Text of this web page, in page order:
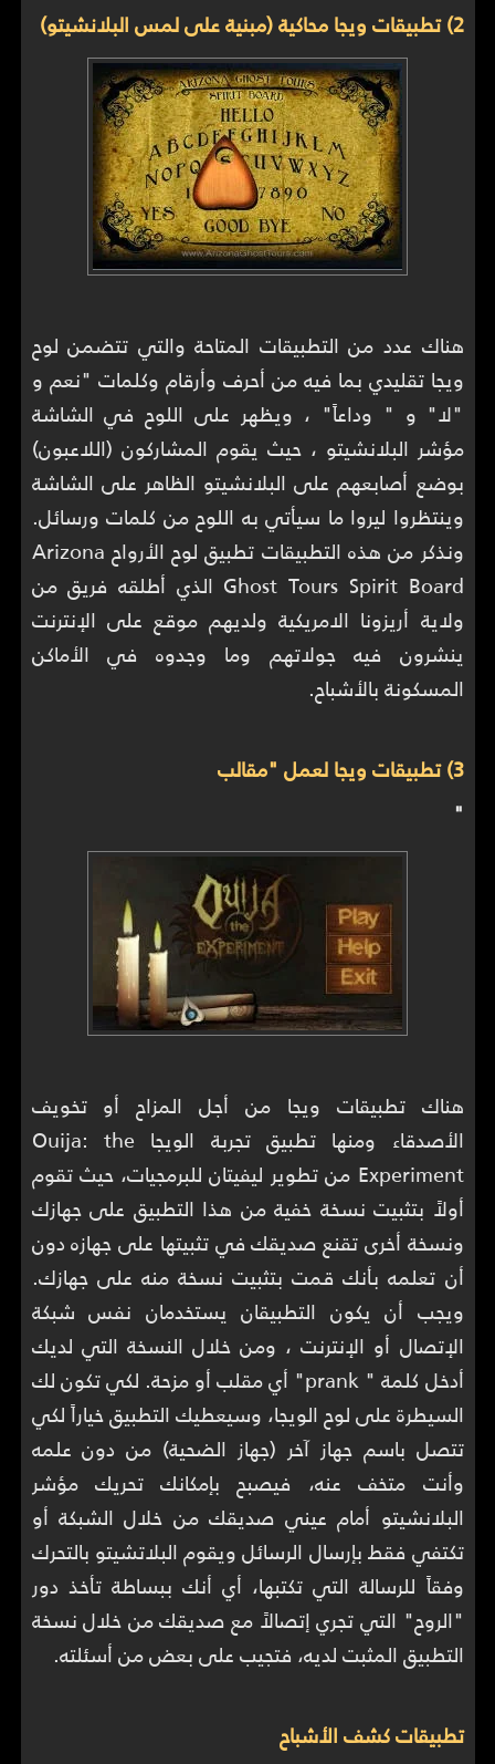
2) تطبيقات ويجا محاكية (مبنية على لمس البلانشيتو)
هناك عدد من التطبيقات المتاحة والتي تتضمن لوح
ويجا تقليدي بما فيه من أحرف وأرقام وكلمات "نعم و
"لا" و " وداعاً" ، ويظهر على اللوح في الشاشة
مؤشر البلانشيتو ، حيث يقوم المشاركون (اللاعبون)
بوضع أصابعهم على البلانشيتو الظاهر على الشاشة
وينتظروا ليروا ما سيأتي به اللوح من كلمات ورسائل.
ونذكر من هذه التطبيقات تطبيق لوح الأرواح Arizona
Ghost Tours Spirit Board الذي أطلقه فريق من
ولاية أريزونا الامريكية ولديهم موقع على الإنترنت
ينشرون فيه جولاتهم وما وجدوه في الأماكن
المسكونة بالأشباح.
3) تطبيقات ويجا لعمل "مقالب
"
هناك تطبيقات ويجا من أجل المزاح أو تخويف
الأصدقاء ومنها تطبيق تجربة الويجا Ouija: the
Experiment من تطوير ليفيتان للبرمجيات، حيث تقوم
أولاً بتثبيت نسخة خفية من هذا التطبيق على جهازك
ونسخة أخرى تقنع صديقك في تثبيتها على جهازه دون
أن تعلمه بأنك قمت بتثبيت نسخة منه على جهازك.
ويجب أن يكون التطبيقان يستخدمان نفس شبكة
الإتصال أو الإنترنت ، ومن خلال النسخة التي لديك
أدخل كلمة " prank" أي مقلب أو مزحة. لكي تكون لك
السيطرة على لوح الويجا، وسيعطيك التطبيق خياراً لكي
تتصل باسم جهاز آخر (جهاز الضحية) من دون علمه
وأنت متخف عنه، فيصبح بإمكانك تحريك مؤشر
البلانشيتو أمام عيني صديقك من خلال الشبكة أو
تكتفي فقط بإرسال الرسائل ويقوم البلاتشيتو بالتحرك
وفقاً للرسالة التي تكتبها، أي أنك ببساطة تأخذ دور
"الروح" التي تجري إتصالاً مع صديقك من خلال نسخة
التطبيق المثبت لديه، فتجيب على بعض من أسئلته.
تطبيقات كشف الأشباح